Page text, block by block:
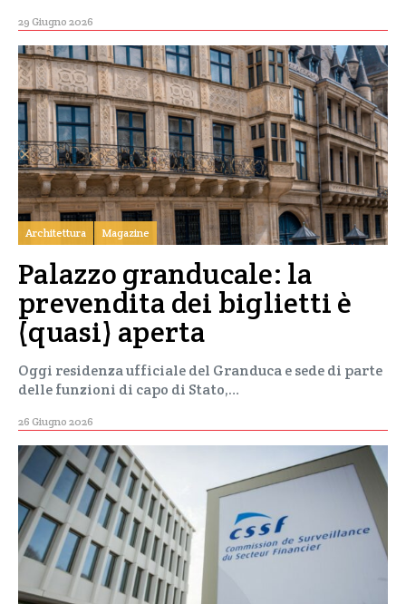
29 Giugno 2026
Architettura Magazine
Palazzo granducale: la
prevendita dei biglietti è
(quasi) aperta
Oggi residenza ufficiale del Granduca e sede di parte
delle funzioni di capo di Stato,…
26 Giugno 2026